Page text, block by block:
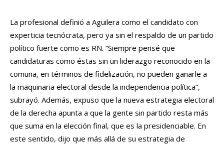
La profesional definió a Aguilera como el candidato con
experticia tecnócrata, pero ya sin el respaldo de un partido
político fuerte como es RN. “Siempre pensé que
candidaturas como éstas sin un liderazgo reconocido en la
comuna, en términos de fidelización, no pueden ganarle a
la maquinaria electoral desde la independencia política”,
subrayó. Además, expuso que la nueva estrategia electoral
de la derecha apunta a que la gente sin partido resta más
que suma en la elección final, que es la presidenciable. En
este sentido, dijo que más allá de su estrategia de